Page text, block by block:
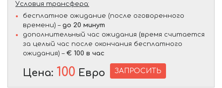
Условия трансфера:
бесплатное ожидание (после оговоренного
времени) – до 20 минут
дополнительный час ожидания (время считается
за целый час после окончания бесплатного
ожидания) – € 100 в час
Цена: 100 Евро ЗАПРОСИТЬ